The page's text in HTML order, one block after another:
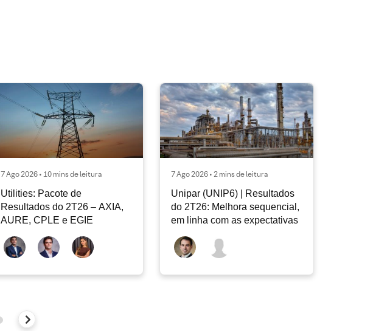
7 Ago 2026 • 10 mins de leitura
Utilities: Pacote de
Resultados do 2T26 – AXIA,
AURE, CPLE e EGIE
7 Ago 2026 • 2 mins de leitura
Unipar (UNIP6) | Resultados
do 2T26: Melhora sequencial,
em linha com as expectativas